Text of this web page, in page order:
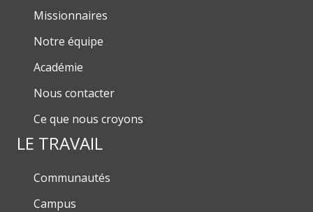
Missionnaires
Notre équipe
Académie
Nous contacter
Ce que nous croyons
LE TRAVAIL
Communautés
Campus